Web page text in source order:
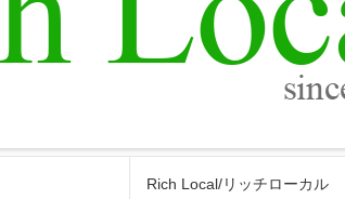
Rich Local/リッチローカル